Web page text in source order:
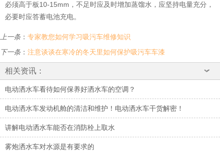
必须高于板10-15mm，不足时应及时增加蒸馏水，应坚持电量充分，
必要时应答蓄电池充电。
上一条： 专家教您如何学习吸污车维修知识
下一条： 注意谈谈在寒冷的冬天里如何保护吸污车车漆
相关资讯：
电动洒水车看待如何保养好洒水车的空调？
电动洒水车发动机舱的清洁和维护！电动洒水车干货解密！
讲解电动洒水车能否在消防栓上取水
雾炮洒水车对水源是有要求的